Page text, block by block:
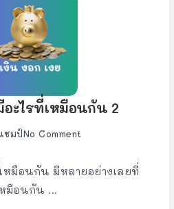
อะไรที่เหมือนกัน 2
ชมป์No Comment
หมือนกัน มีหลายอย่างเลยที่
มือนกัน ...